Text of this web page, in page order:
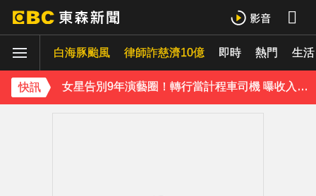
白海豚颱風 律師詐慈濟10億 即時 熱門 生活
快訊
泰男團Dragon 5男星爆死訊！騎單車離家失聯 陳屍河中驚見「20公斤重物」
女星告別9年演藝圈！轉行當計程車司機 曝收入：比演員賺更多
蔡阿嘎陷爭議！蘿拉神隱19個月首發文 遭酸「詐騙集團回歸」回應了